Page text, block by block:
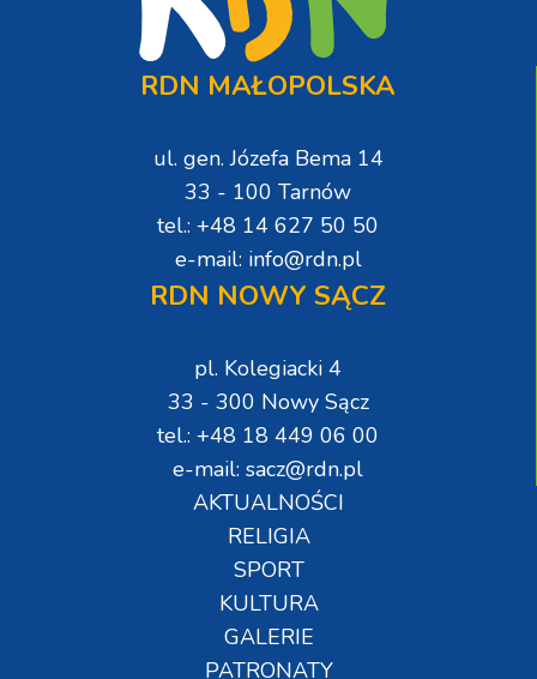
RDN MAŁOPOLSKA
ul. gen. Józefa Bema 14
33 - 100 Tarnów
tel.: +48 14 627 50 50
e-mail: info@rdn.pl
RDN NOWY SĄCZ
pl. Kolegiacki 4
33 - 300 Nowy Sącz
tel.: +48 18 449 06 00
e-mail: sacz@rdn.pl
AKTUALNOŚCI
RELIGIA
SPORT
KULTURA
GALERIE
PATRONATY